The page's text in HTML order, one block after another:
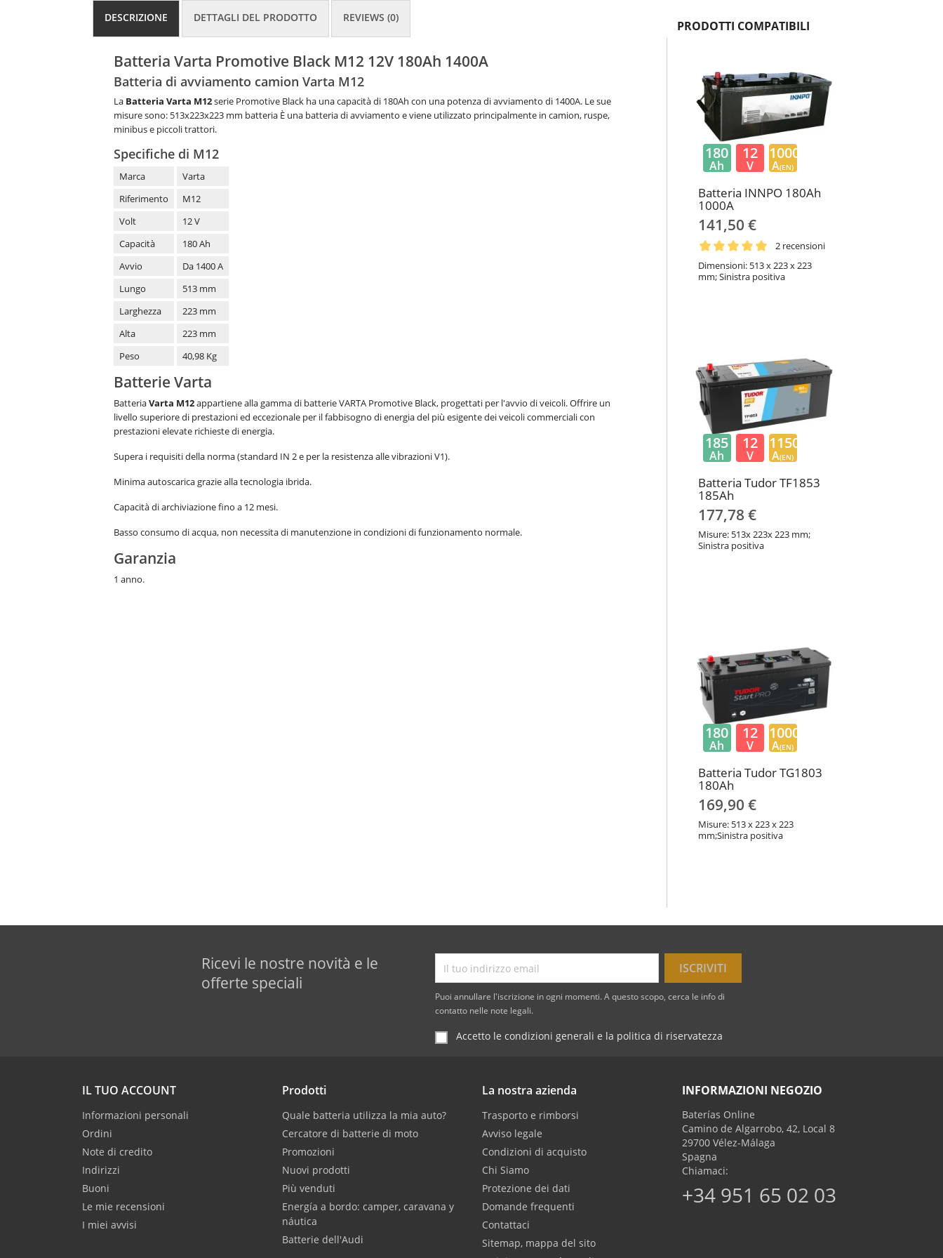
DESCRIZIONE DETTAGLI DEL PRODOTTO REVIEWS (0)
Batteria Varta Promotive Black M12 12V 180Ah 1400A
Batteria di avviamento camion Varta M12
La Batteria Varta M12serie Promotive Black ha una capacità di 180Ah con una potenza di avviamento di 1400A. Le sue
misure sono: 513x223x223 mm batteria È una batteria di avviamento e viene utilizzato principalmente in camion, ruspe,
minibus e piccoli trattori.
Specifiche di M12
Marca
Varta
Riferimento
M12
Volt
12 V
Capacità
180 Ah
Avvio
Da 1400 A
Lungo
513 mm
Larghezza
223 mm
Alta
223 mm
Peso
40,98 Kg
Batterie Varta
BatteriaVarta M12appartiene alla gamma di batterie VARTA Promotive Black, progettati per l'avvio di veicoli. Offrire un
livello superiore di prestazioni ed eccezionale per il fabbisogno di energia del più esigente dei veicoli commerciali con
prestazioni elevate richieste di energia.
Supera i requisiti della norma (standard IN 2 e per la resistenza alle vibrazioni V1).
Minima autoscarica grazie alla tecnologia ibrida.
Capacità di archiviazione fino a 12 mesi.
Basso consumo di acqua, non necessita di manutenzione in condizioni di funzionamento normale.
Garanzia
1 anno.
PRODOTTI COMPATIBILI
Batteria INNPO 180Ah
1000A
141,50 €
2 recensioni
Dimensioni: 513 x 223 x 223
mm; Sinistra positiva
180
Ah
12
V
1000
A(EN)
Batteria Tudor TF1853
185Ah
177,78 €
Misure: 513x 223x 223 mm;
Sinistra positiva
185
Ah
12
V
1150
A(EN)
Batteria Tudor TG1803
180Ah
169,90 €
Misure: 513 x 223 x 223
mm;Sinistra positiva
180
Ah
12
V
1000
A(EN)
Ricevi le nostre novità e le
offerte speciali
Puoi annullare l'iscrizione in ogni momenti. A questo scopo, cerca le info di
contatto nelle note legali.
Accetto le condizioni generali e la politica di riservatezza
IL TUO ACCOUNT
Informazioni personali
Ordini
Note di credito
Indirizzi
Buoni
Le mie recensioni
I miei avvisi
Prodotti
Quale batteria utilizza la mia auto?
Cercatore di batterie di moto
Promozioni
Nuovi prodotti
Più venduti
Energía a bordo: camper, caravana y
náutica
Batterie dell'Audi
La nostra azienda
Trasporto e rimborsi
Avviso legale
Condizioni di acquisto
Chi Siamo
Protezione dei dati
Domande frequenti
Contattaci
Sitemap, mappa del sito
INFORMAZIONI NEGOZIO
Baterías Online
Camino de Algarrobo, 42, Local 8
29700 Vélez-Málaga
Spagna
Chiamaci:
+34 951 65 02 03